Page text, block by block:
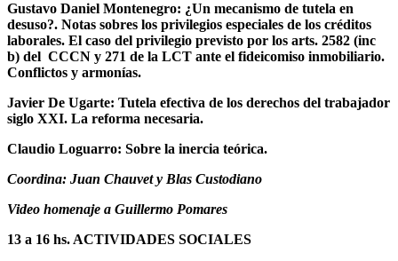
Gustavo Daniel Montenegro: ¿Un mecanismo de tutela en
desuso?. Notas sobres los privilegios especiales de los créditos
laborales. El caso del privilegio previsto por los arts. 2582 (inc
b) del CCCN y 271 de la LCT ante el fideicomiso inmobiliario.
Conflictos y armonías.
Javier De Ugarte: Tutela efectiva de los derechos del trabajador
siglo XXI. La reforma necesaria.
Claudio Loguarro: Sobre la inercia teórica.
Coordina: Juan Chauvet y Blas Custodiano
Video homenaje a Guillermo Pomares
13 a 16 hs. ACTIVIDADES SOCIALES